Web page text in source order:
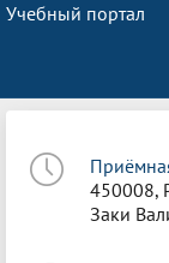
Учебный портал
450008,
Заки